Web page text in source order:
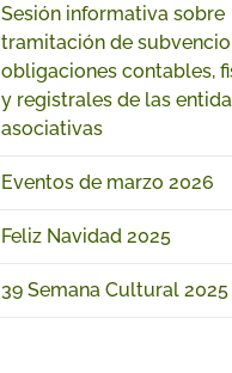
Sesión informativa sobre
tramitación de
obligaciones contables,
y registrales de las
asociativas
Eventos de marzo 2026
Feliz Navidad 2025
39 Semana Cultural 2025